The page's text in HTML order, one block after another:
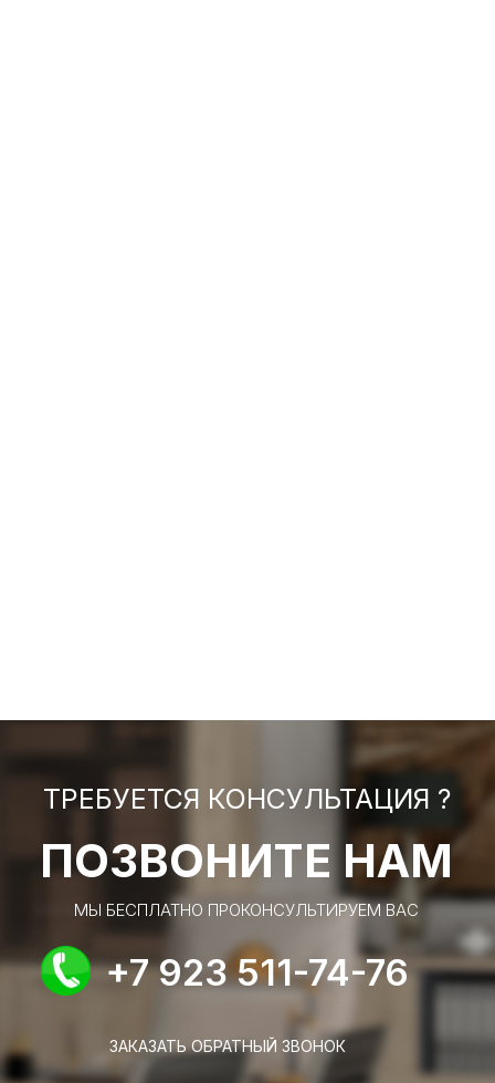
ТРЕБУЕТСЯ КОНСУЛЬТАЦИЯ ?
ПОЗВОНИТЕ НАМ
МЫ БЕСПЛАТНО ПРОКОНСУЛЬТИРУЕМ ВАС
+7 923 511-74-76
ЗАКАЗАТЬ ОБРАТНЫЙ ЗВОНОК